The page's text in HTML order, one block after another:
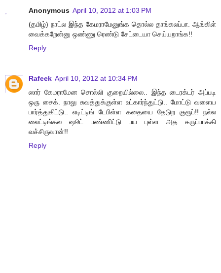
Anonymous April 10, 2012 at 1:03 PM
(தமிழ்) நாட்ல இந்த கேமராமேனுங்க தொல்ல தாங்கலப்பா. ஆங்கிள்
வைக்கறேன்னு ஒண்ணு ரெண்டு சேட்டையா செய்யறாங்க!!
Reply
Rafeek April 10, 2012 at 10:34 PM
ஸார் கேமராமேன சொல்லி குறையில்லை.. இந்த டைரக்டர் அப்படி
ஒரு சைக். நாலு சுவத்துக்குள்ள உட்கார்ந்துட்டு.. மோட்டு வளைய
பார்த்துகிட்டு.. எடிட்டிங் டேபிள்ள கதையை தேடுற குரூப்!! நல்ல
லைட்டிங்கல ஷூட் பண்ணிட்டு பய புள்ள அத கருப்பாக்கி
வச்சிருவான்!!
Reply